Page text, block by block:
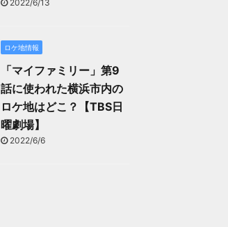
2022/6/13
ロケ地情報
「マイファミリー」第9
話に使われた横浜市内の
ロケ地はどこ？【TBS日
曜劇場】
2022/6/6